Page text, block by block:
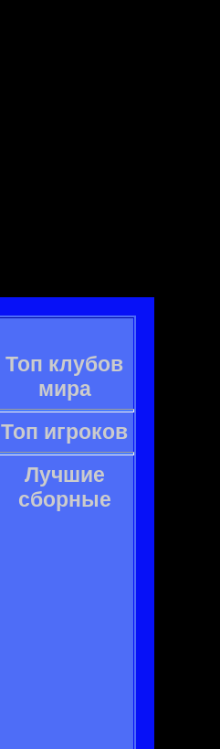
Топ клубов
мира
Топ игроков
Лучшие
сборные